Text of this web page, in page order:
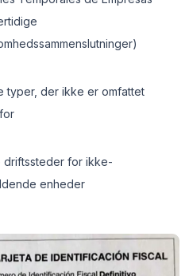
typer, der ikke er omfattet
driftssteder for ikke-
enheder